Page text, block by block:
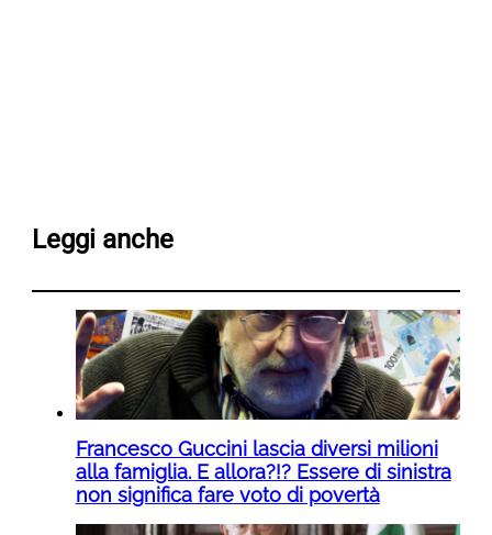
Leggi anche
Francesco Guccini lascia diversi milioni
alla famiglia. E allora?!? Essere di sinistra
non significa fare voto di povertà